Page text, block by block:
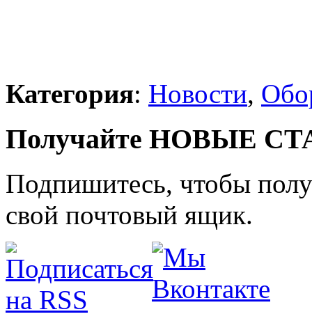
Категория: Новости,
Получайте НОВЫЕ
Подпишитесь, чтобы
свой почтовый ящик.